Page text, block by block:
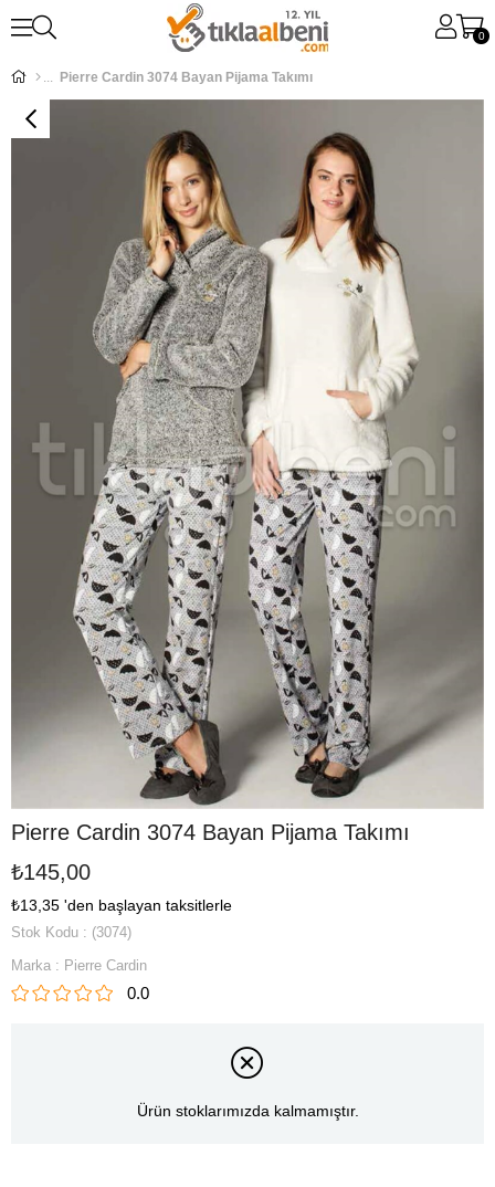
0
Pierre Cardin 3074 Bayan Pijama Takımı
Pierre Cardin 3074 Bayan Pijama Takımı
₺145,00
₺13,35 'den başlayan taksitlerle
Stok Kodu
(3074)
Marka : Pierre Cardin
0.0
Ürün stoklarımızda kalmamıştır.